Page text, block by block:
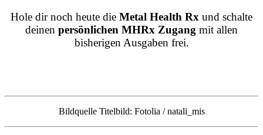
Hole dir noch heute die Metal Health Rx und schalte
deinen persönlichen MHRx Zugang mit allen
bisherigen Ausgaben frei.
Bildquelle Titelbild: Fotolia / natali_mis